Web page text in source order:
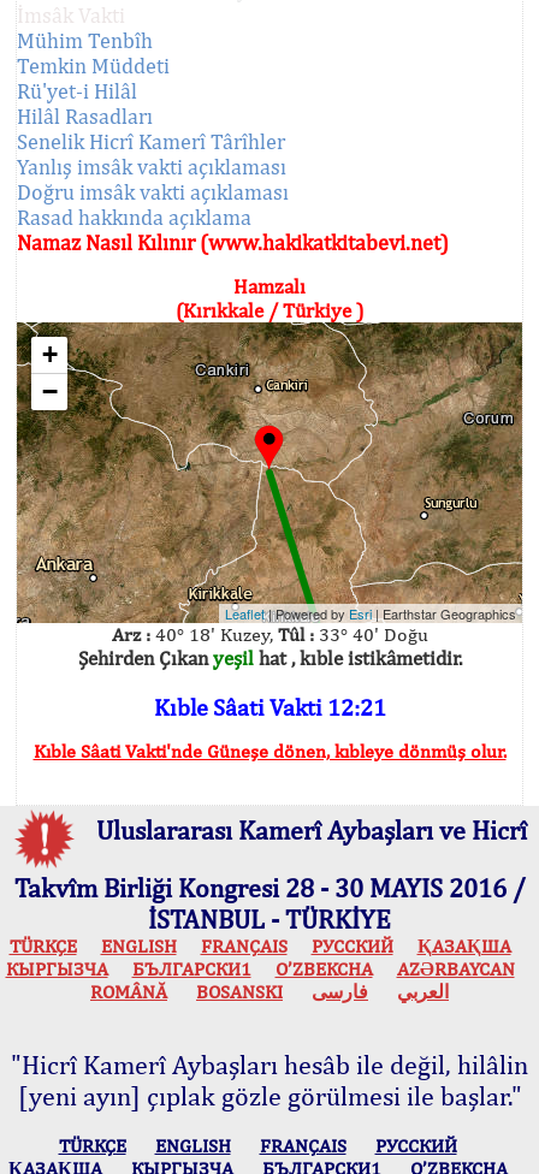
İmsâk Vakti
Mühim Tenbîh
Temkin Müddeti
Rü'yet-i Hilâl
Hilâl Rasadları
Senelik Hicrî Kamerî Târîhler
Yanlış imsâk vakti açıklaması
Doğru imsâk vakti açıklaması
Rasad hakkında açıklama
Namaz Nasıl Kılınır (www.hakikatkitabevi.net)
Hamzalı
(Kırıkkale / Türkiye )
+
−
Leaflet| Powered by Esri| Earthstar Geographics
Arz :40° 18' Kuzey, Tûl :33° 40' Doğu
Şehirden Çıkanyeşilhat , kıble istikâmetidir.
Kıble Sâati Vakti 12:21
Kıble Sâati Vakti'nde Güneşe dönen, kıbleye dönmüş olur.
Uluslararası Kamerî Aybaşları ve Hicrî
Takvîm Birliği Kongresi 28 - 30 MAYIS 2016 /
İSTANBUL - TÜRKİYE
TÜRKÇE ENGLISH FRANÇAIS РУССКИЙ
ҚАЗАҚША
КЫPГЫЗЧA
БЪЛГАРСКИ1 O’ZBEKCHA
AZӘRBAYCAN
ROMÂNĂ
BOSANSKI العربي فارسی
"Hicrî Kamerî Aybaşları hesâb ile değil, hilâlin
[yeni ayın] çıplak gözle görülmesi ile başlar."
TÜRKÇE ENGLISH FRANÇAIS
РУССКИЙ
ҚАЗАҚША
КЫPГЫЗЧA БЪЛГАРСКИ1 O’ZBEKCHA